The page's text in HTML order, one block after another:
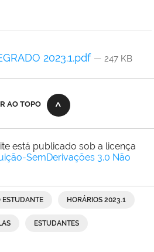
2023.1.pdf — 247 KB
AO TOPO
está publicado sob a licença
SemDerivações 3.0 Não
ESTUDANTE HORÁRIOS 2023.1
ESTUDANTES